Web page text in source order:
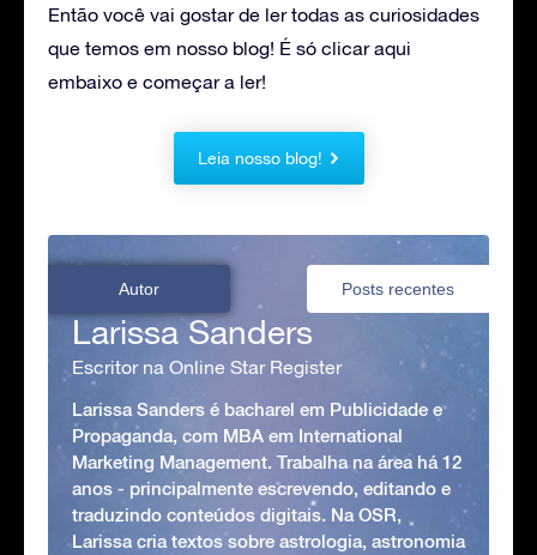
Então você vai gostar de ler todas as curiosidades
que temos em nosso blog! É só clicar aqui
embaixo e começar a ler!
Leia nosso blog!
Autor Posts recentes
Larissa Sanders
Escritor na Online Star Register
Larissa Sanders é bacharel em Publicidade e
Propaganda, com MBA em International
Marketing Management. Trabalha na área há 12
anos - principalmente escrevendo, editando e
traduzindo conteúdos digitais. Na OSR,
Larissa cria textos sobre astrologia, astronomia